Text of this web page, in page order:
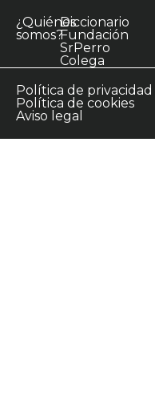
¿Quiénes
somos?
Diccionario
Fundación
SrPerro
Colega
Política de privacidad
Política de cookies
Aviso legal